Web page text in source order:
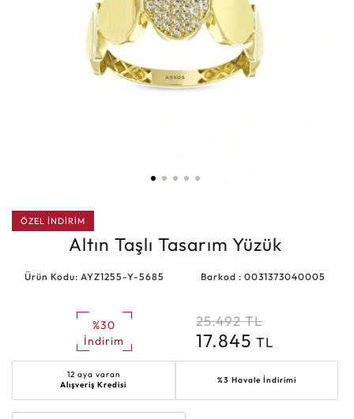
ÖZEL İNDİRİM
Altın Taşlı Tasarım Yüzük
Ürün Kodu: AYZ1255-Y-5685 Barkod : 0031373040005
%30
İndirim
25.492 TL
17.845TL
12 aya varan
Alışveriş Kredisi
%3 Havale İndirimi